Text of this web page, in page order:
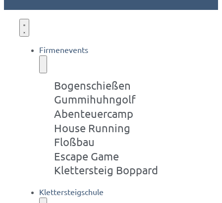
Firmenevents
Bogenschießen
Gummihuhngolf
Abenteuercamp
House Running
Floßbau
Escape Game
Klettersteig Boppard
Klettersteigschule